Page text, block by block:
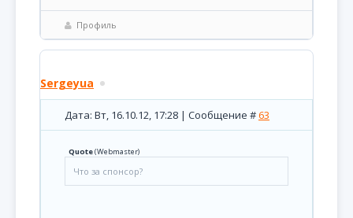
Профиль
Sergeyua
Дата: Вт, 16.10.12, 17:28 | Сообщение #63
Quote(Webmaster)
Что за спонсор?